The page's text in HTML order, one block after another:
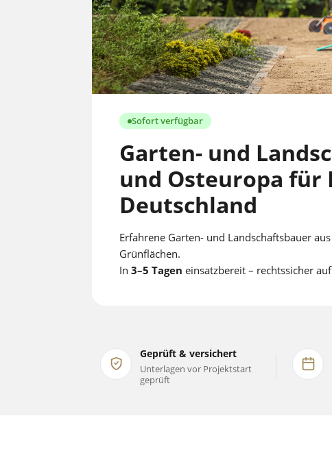
Sofort verfügbar
Garten- und
und Osteuropa für
Deutschland
Erfahrene Garten- und Landschaftsbauer
Grünflächen.
In3–5 Tagen einsatzbereit – rechtssicher
Geprüft & versichert
Unterlagen vor Projektstart
geprüft